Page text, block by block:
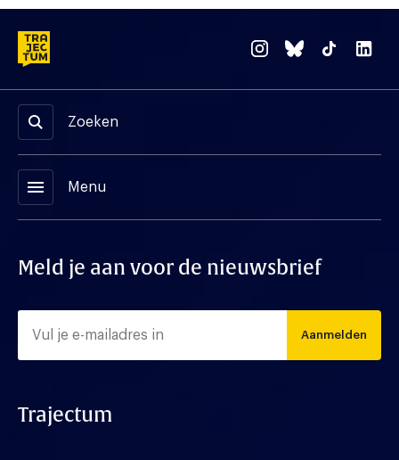
Zoeken
menu Menu
Meld je aan voor de nieuwsbrief
Aanmelden
Trajectum